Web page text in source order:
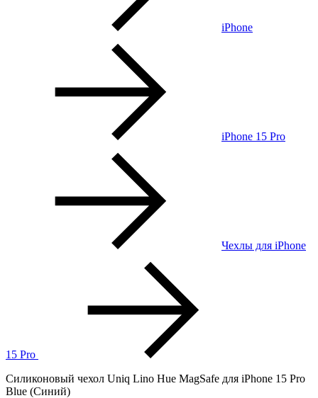
iPhone
iPhone 15 Pro
Чехлы для iPhone
15 Pro
Силиконовый чехол Uniq Lino Hue MagSafe для iPhone 15 Pro
Blue (Синий)